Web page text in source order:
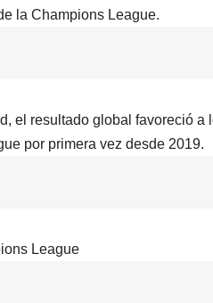
la Champions League.
el resultado global favoreció a
por primera vez desde 2019.
League